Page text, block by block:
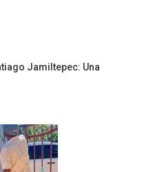
Jamiltepec: Una